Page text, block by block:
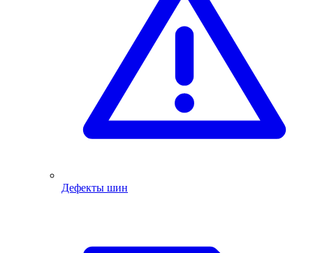
Дефекты шин